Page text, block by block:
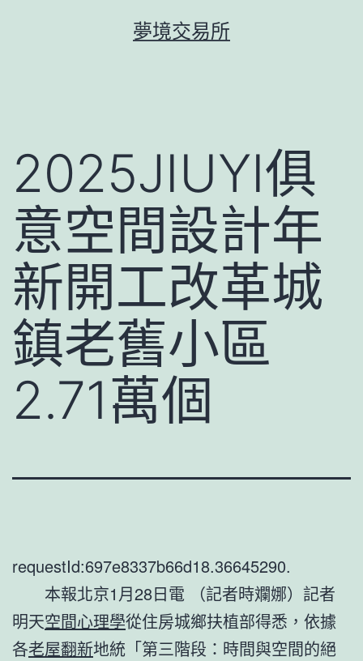
夢境交易所
2025JIUYI俱
意空間設計年
新開工改革城
鎮老舊小區
2.71萬個
requestId:697e8337b66d18.36645290.
本報北京1月28日電 （記者時斕娜）記者
明天空間心理學從住房城鄉扶植部得悉，依據
各老屋翻新地統「第三階段：時間與空間的絕